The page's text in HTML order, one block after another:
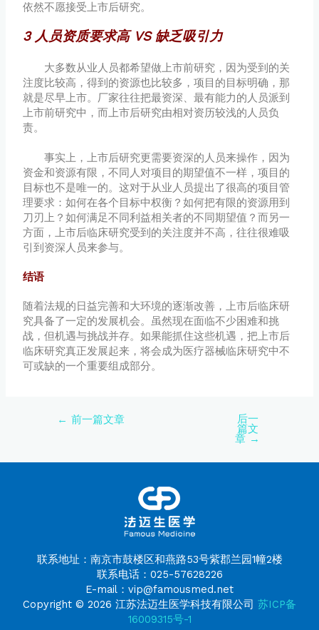
依然不愿接受上市后研究。
3 人员资质要求高 VS 缺乏吸引力
大多数从业人员都希望做上市前研究，因为受到的关
注度比较高，得到的资源也比较多，项目的目标明确，那
就是尽早上市。厂家往往把最资深、最有能力的人员派到
上市前研究中，而上市后研究由相对资历较浅的人员负
责。
事实上，上市后研究更需要资深的人员来操作，因为
资金和资源有限，不同人对项目的期望值不一样，项目的
目标也不是唯一的。这对于从业人员提出了很高的项目管
理要求：如何在各个目标中权衡？如何把有限的资源用到
刀刃上？如何满足不同利益相关者的不同期望值？而另一
方面，上市后临床研究受到的关注度并不高，往往很难吸
引到资深人员来参与。
结语
随着法规的日益完善和大环境的逐渐改善，上市后临床研
究具备了一定的发展机会。虽然现在面临不少困难和挑
战，但机遇与挑战并存。如果能抓住这些机遇，把上市后
临床研究真正发展起来，将会成为医疗器械临床研究中不
可或缺的一个重要组成部分。
← 前一篇文章 后一
篇文
章 →
联系地址：南京市鼓楼区和燕路53号紫郡兰园1幢2楼
联系电话：025-57628226
E-mail：vip@famousmed.net
Copyright © 2026 江苏法迈生医学科技有限公司 苏ICP备
16009315号-1